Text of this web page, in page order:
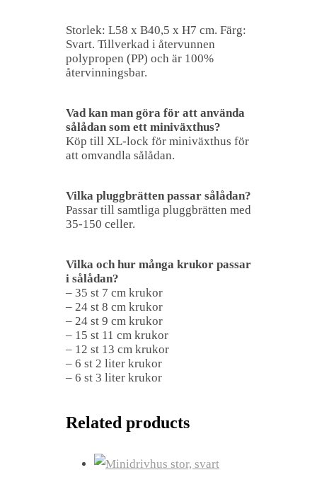
Storlek: L58 x B40,5 x H7 cm. Färg:
Svart. Tillverkad i återvunnen
polypropen (PP) och är 100%
återvinningsbar.
Vad kan man göra för att använda
sålådan som ett miniväxthus?
Köp till XL-lock för miniväxthus för
att omvandla sålådan.
Vilka pluggbrätten passar sålådan?
Passar till samtliga pluggbrätten med
35-150 celler.
Vilka och hur många krukor passar
i sålådan?
– 35 st 7 cm krukor
– 24 st 8 cm krukor
– 24 st 9 cm krukor
– 15 st 11 cm krukor
– 12 st 13 cm krukor
– 6 st 2 liter krukor
– 6 st 3 liter krukor
Related products